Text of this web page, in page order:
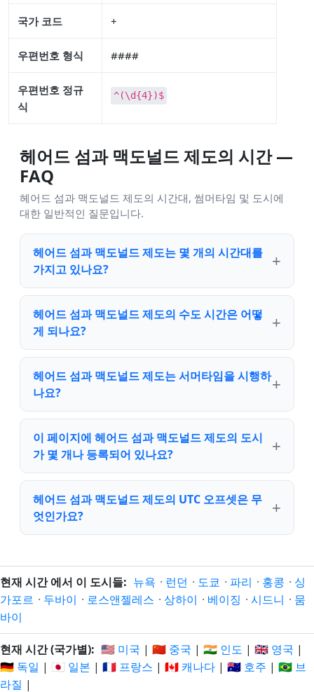
국가 코드 +
우편번호 형식 ####
우편번호 정규
식
^(\d{4})$
헤어드 섬과 맥도널드 제도의 시간 —
FAQ
헤어드 섬과 맥도널드 제도의 시간대, 썸머타임 및 도시에
대한 일반적인 질문입니다.
헤어드 섬과 맥도널드 제도는 몇 개의 시간대를
가지고 있나요?
헤어드 섬과 맥도널드 제도의 수도 시간은 어떻
게 되나요?
헤어드 섬과 맥도널드 제도는 서머타임을 시행하
나요?
이 페이지에 헤어드 섬과 맥도널드 제도의 도시
가 몇 개나 등록되어 있나요?
헤어드 섬과 맥도널드 제도의 UTC 오프셋은 무
엇인가요?
현재 시간 에서 이 도시들: 뉴욕 · 런던 · 도쿄 · 파리 · 홍콩 · 싱
가포르 · 두바이 · 로스앤젤레스 · 상하이 · 베이징 · 시드니 · 뭄
바이
현재 시간 (국가별): 🇺🇸 미국 | 🇨🇳 중국 | 🇮🇳 인도 | 🇬🇧 영국 |
🇩🇪 독일 | 🇯🇵 일본 | 🇫🇷 프랑스 | 🇨🇦 캐나다 | 🇦🇺 호주 | 🇧🇷 브
라질 |